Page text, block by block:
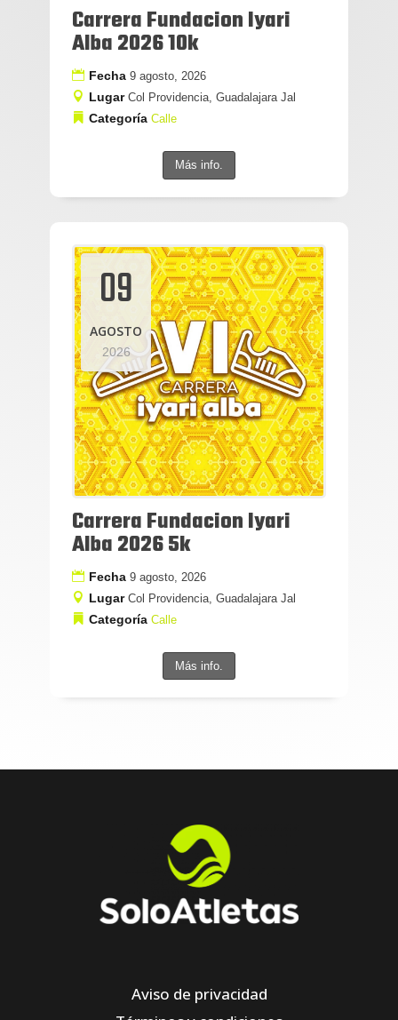
Carrera Fundacion Iyari
Alba 2026 10k
Fecha 9 agosto, 2026
Lugar Col Providencia, Guadalajara Jal
Categoría Calle
Más info.
09
AGOSTO
2026
Carrera Fundacion Iyari
Alba 2026 5k
Fecha 9 agosto, 2026
Lugar Col Providencia, Guadalajara Jal
Categoría Calle
Más info.
Aviso de privacidad